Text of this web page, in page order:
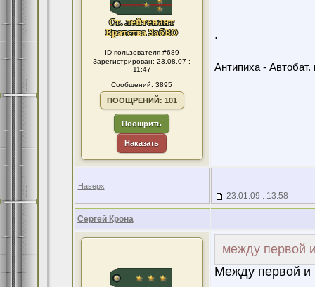
ID пользователя #689
Зарегистрирован: 23.08.07 :
11:47
Сообщений: 3895
ПООЩРЕНИЙ: 101
Поощрить
Наказать
.
Антипиха - Автобат.
Наверх
23.01.09 : 13:58
Сергей Крона
между первой
Между первой и